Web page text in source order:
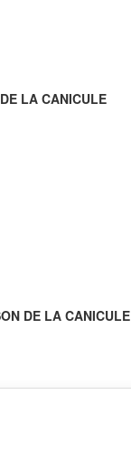
LA CANICULE
DE LA CANICULE